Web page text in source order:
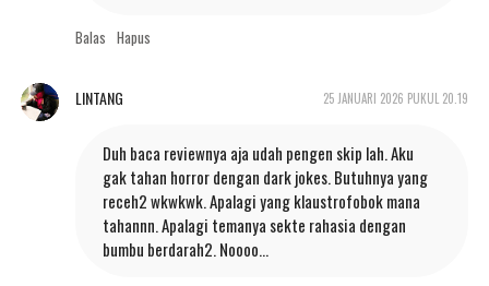
Balas Hapus
LINTANG 25 JANUARI 2026 PUKUL 20.19
Duh baca reviewnya aja udah pengen skip lah. Aku
gak tahan horror dengan dark jokes. Butuhnya yang
receh2 wkwkwk. Apalagi yang klaustrofobok mana
tahannn. Apalagi temanya sekte rahasia dengan
bumbu berdarah2. Noooo…